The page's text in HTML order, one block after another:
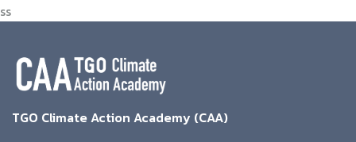
ss
TGO Climate Action Academy (CAA)